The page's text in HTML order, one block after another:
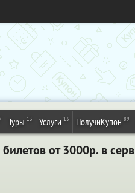
Туры 13 Услуги 13 ПолучиКупон 89
от 3000р. в